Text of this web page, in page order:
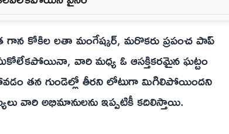
గాన కోకిల లతా మంగేష్కర్, మరొకరు ప్రపంచ పాప్
వారి మధ్య ఓ ఆసక్తికరమైన ఘట్టం
తన గుండెల్లో తీరని లోటుగా మిగిలిపోయిందని
వారి అభిమానులను ఇప్పటికీ కదిలిస్తాయి.